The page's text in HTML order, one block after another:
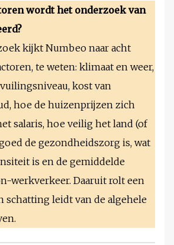
wordt het onderzoek van
kijkt Numbeo naar acht
te weten: klimaat en weer,
kost van
hoe de huizenprijzen zich
salaris, hoe veilig het land (of
de gezondheidszorg is, wat
is en de gemiddelde
werkverkeer. Daaruit rolt een
schatting leidt van de algehele